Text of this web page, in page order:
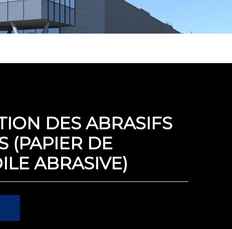
DES ABRASIFS
(PAPIER DE
ABRASIVE)